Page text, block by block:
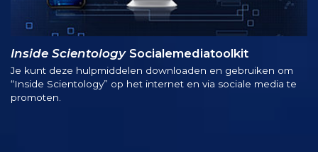
Inside ScientologySocialemediatoolkit
Je kunt deze hulpmiddelen downloaden en gebruiken om
“Inside Scientology” op het internet en via sociale media te
promoten.